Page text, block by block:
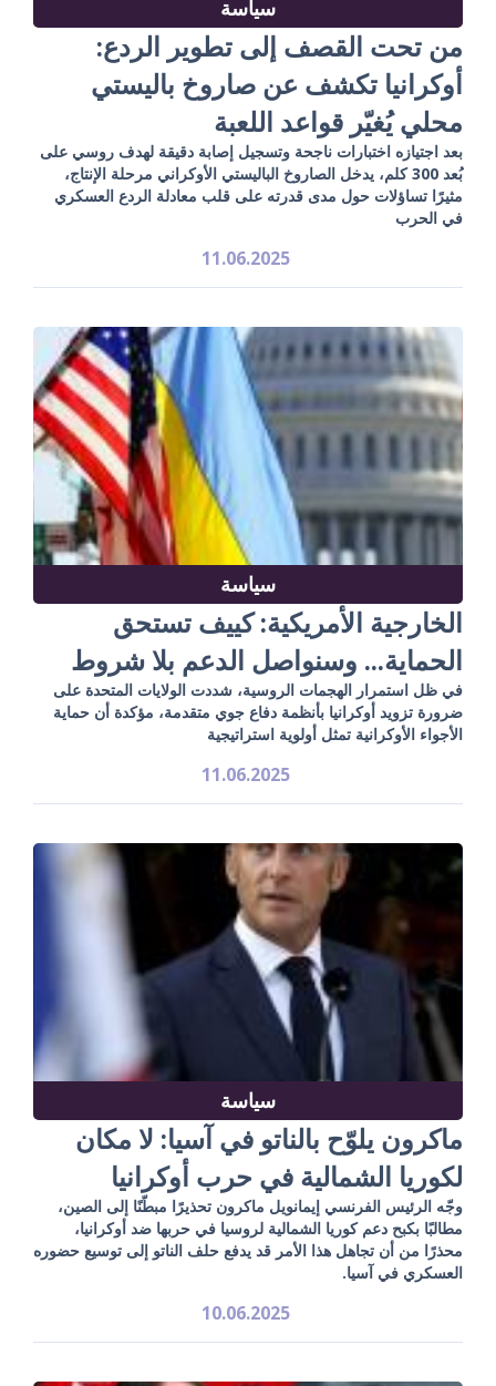
سياسة
من تحت القصف إلى تطوير الردع:
أوكرانيا تكشف عن صاروخ باليستي
محلي يُغيّر قواعد اللعبة
بعد اجتيازه اختبارات ناجحة وتسجيل إصابة دقيقة لهدف روسي على
بُعد 300 كلم، يدخل الصاروخ الباليستي الأوكراني مرحلة الإنتاج،
مثيرًا تساؤلات حول مدى قدرته على قلب معادلة الردع العسكري
في الحرب
11.06.2025
سياسة
الخارجية الأمريكية: كييف تستحق
الحماية... وسنواصل الدعم بلا شروط
في ظل استمرار الهجمات الروسية، شددت الولايات المتحدة على
ضرورة تزويد أوكرانيا بأنظمة دفاع جوي متقدمة، مؤكدة أن حماية
الأجواء الأوكرانية تمثل أولوية استراتيجية
11.06.2025
سياسة
ماكرون يلوّح بالناتو في آسيا: لا مكان
لكوريا الشمالية في حرب أوكرانيا
وجّه الرئيس الفرنسي إيمانويل ماكرون تحذيرًا مبطّنًا إلى الصين،
مطالبًا بكبح دعم كوريا الشمالية لروسيا في حربها ضد أوكرانيا،
محذرًا من أن تجاهل هذا الأمر قد يدفع حلف الناتو إلى توسيع حضوره
العسكري في آسيا.
10.06.2025